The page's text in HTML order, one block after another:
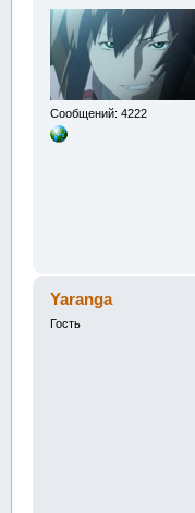
Сообщений: 4222
Yaranga
Гость